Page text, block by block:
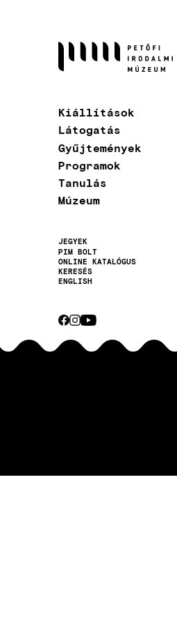
Kiállítások
Látogatás
Gyűjtemények
Programok
Tanulás
Múzeum
Másodlagos
navigáció
JEGYEK
PIM BOLT
ONLINE KATALÓGUS
KERESÉS
ENGLISH
Közösségi
média